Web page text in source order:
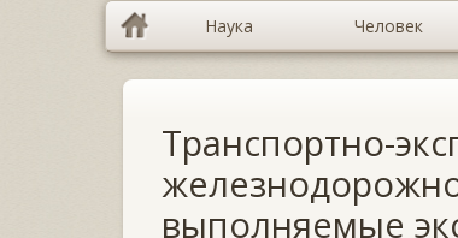
Наука Человек
Транспортно-
выполняемые